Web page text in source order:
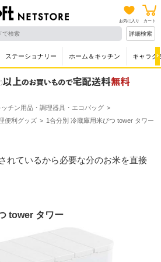
お気に入り カート
詳細検索
ステーショナリー ホーム＆キッチン キャラク
ッチン用品・調理器具・エコバッグ
便利グッズ 1合分別 冷蔵庫用米びつ tower タワー
れているから必要な分のお米を直接
tower タワー